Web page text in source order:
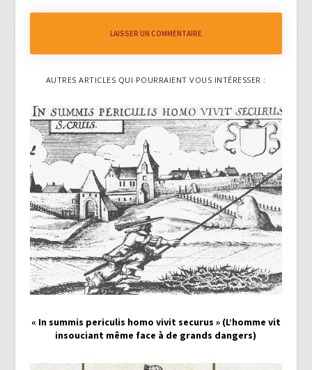
LAISSER UN COMMENTAIRE
AUTRES ARTICLES QUI POURRAIENT VOUS INTÉRESSER :
« In summis periculis homo vivit securus » (L’homme vit
insouciant même face à de grands dangers)